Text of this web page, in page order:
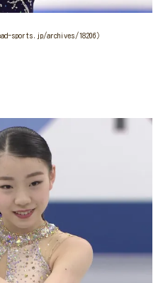
sports.jp/archives/18206）